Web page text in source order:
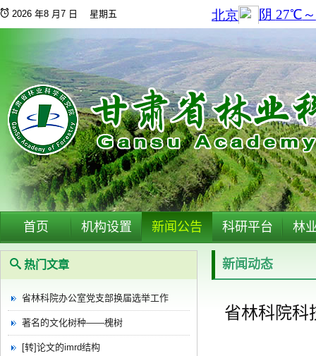
2026 年8 月7 日 星期五
首页 机构设置 新闻公告 科研平台 林
新闻动态
省林科院科
热门文章
省林科院办公室党支部换届选举工作
著名的文化树种——槐树
[转]论文的imrd结构